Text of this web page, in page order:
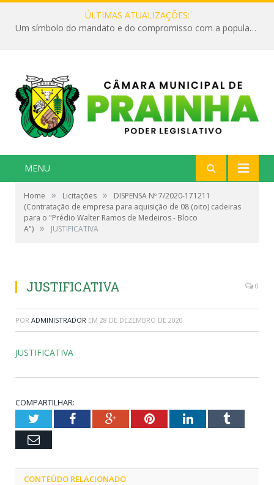
ÚLTIMAS ATUALIZAÇÕES:
Um símbolo do mandato e do compromisso com a população
MENU
Home » Licitações »
DISPENSA Nº 7/2020-171211
(Contratação de empresa para aquisição de 08 (oito) cadeiras
para o "Prédio Walter Ramos de Medeiros - Bloco
A") » JUSTIFICATIVA
JUSTIFICATIVA 0
POR ADMINISTRADOR EM 28 DE DEZEMBRO DE 2020
JUSTIFICATIVA
COMPARTILHAR:
TwitterFacebookGoogle+PinterestLinkedInTumblr
Email
CONTEÚDO RELACIONADO